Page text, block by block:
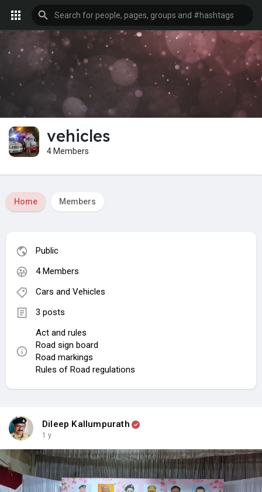
vehicles
4 Members
Home Members
Dileep Kallumpurath
1 y
Public
4 Members
Cars and Vehicles
3 posts
Act and rules
Road sign board
Road markings
Rules of Road regulations